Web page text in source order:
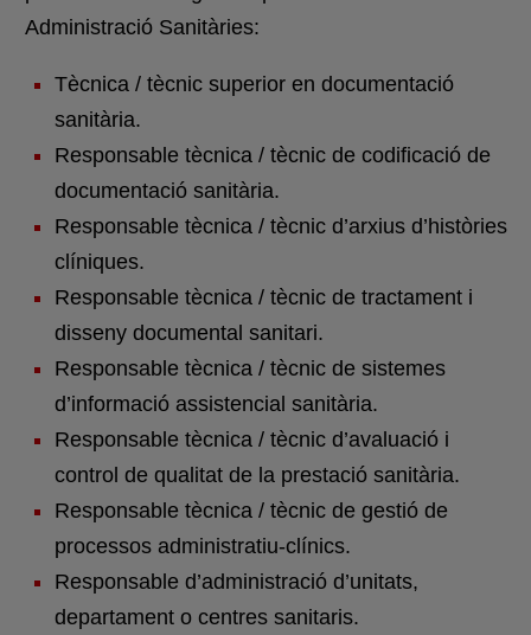
Administració Sanitàries:
Tècnica / tècnic superior en documentació
sanitària.
Responsable tècnica / tècnic de codificació de
documentació sanitària.
Responsable tècnica / tècnic d’arxius d’històries
clíniques.
Responsable tècnica / tècnic de tractament i
disseny documental sanitari.
Responsable tècnica / tècnic de sistemes
d’informació assistencial sanitària.
Responsable tècnica / tècnic d’avaluació i
control de qualitat de la prestació sanitària.
Responsable tècnica / tècnic de gestió de
processos administratiu-clínics.
Responsable d’administració d’unitats,
departament o centres sanitaris.